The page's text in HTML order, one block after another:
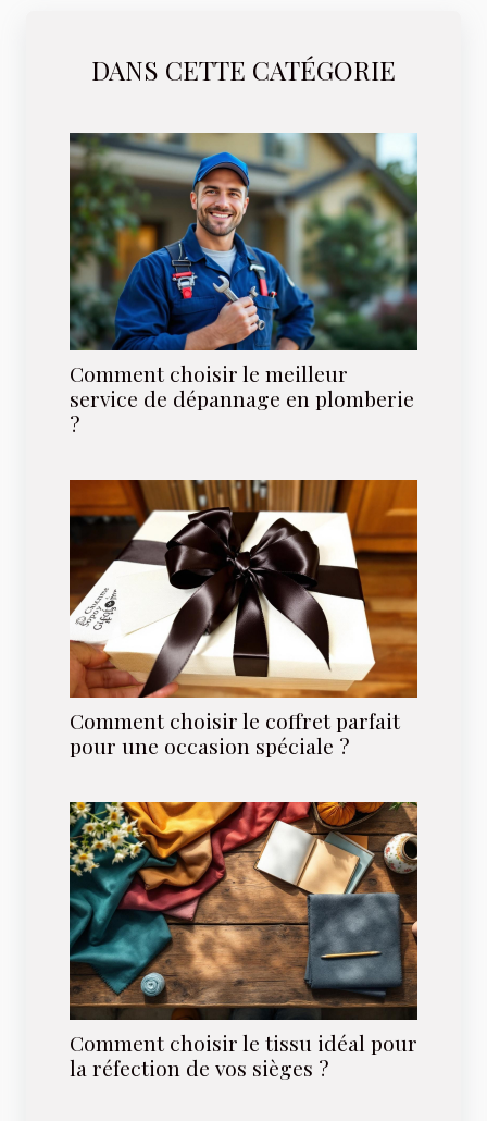
DANS CETTE CATÉGORIE
Comment choisir le meilleur
service de dépannage en plomberie
?
Comment choisir le coffret parfait
pour une occasion spéciale ?
Comment choisir le tissu idéal pour
la réfection de vos sièges ?